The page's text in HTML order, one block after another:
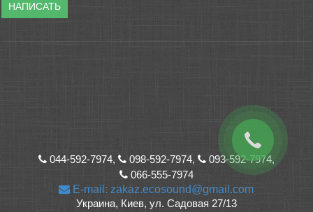
НАПИСАТЬ
044-592-7974, 098-592-7974,
093-592-7974,
066-555-7974
E-mail: zakaz.ecosound@gmail.com
Украина, Киев, ул. Садовая 27/13